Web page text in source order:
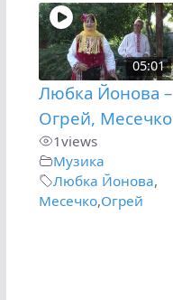
05:01
Любка Йонова –
Огрей, Месечко
1views
Музика
Любка Йонова,
Месечко,Огрей